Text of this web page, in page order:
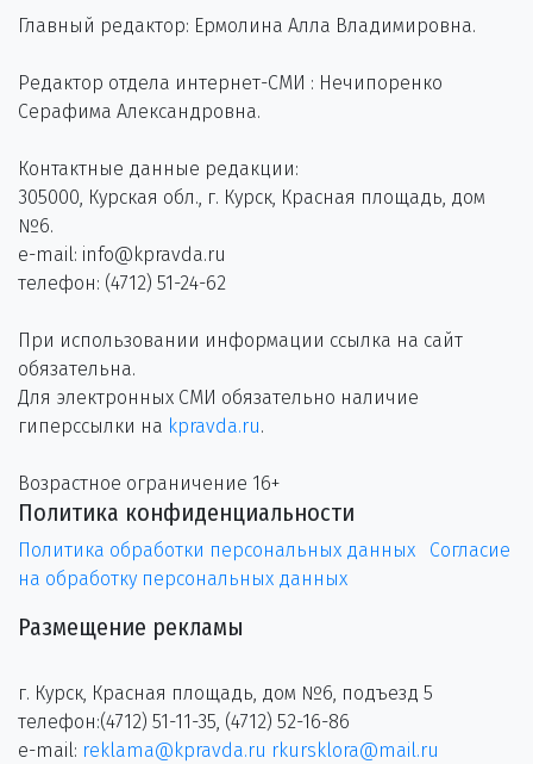
Главный редактор: Ермолина Алла Владимировна.
Редактор отдела интернет-СМИ : Нечипоренко
Серафима Александровна.
Контактные данные редакции:
305000, Курская обл., г. Курск, Красная площадь, дом
№6.
e-mail: info@kpravda.ru
телефон: (4712) 51-24-62
При использовании информации ссылка на сайт
обязательна.
Для электронных СМИ обязательно наличие
гиперссылки на kpravda.ru.
Возрастное ограничение 16+
Политика конфиденциальности
Политика обработки персональных данных
Согласие
на обработку персональных данных
Размещение рекламы
г. Курск, Красная площадь, дом №6, подъезд 5
телефон:(4712) 51-11-35, (4712) 52-16-86
e-mail: reklama@kpravda.ru rkursklora@mail.ru